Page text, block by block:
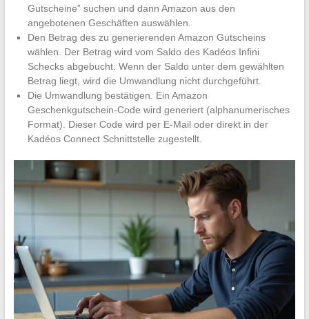
Gutscheine” suchen und dann Amazon aus den
angebotenen Geschäften auswählen.
Den Betrag des zu generierenden Amazon Gutscheins
wählen. Der Betrag wird vom Saldo des Kadéos Infini
Schecks abgebucht. Wenn der Saldo unter dem gewählten
Betrag liegt, wird die Umwandlung nicht durchgeführt.
Die Umwandlung bestätigen. Ein Amazon
Geschenkgutschein-Code wird generiert (alphanumerisches
Format). Dieser Code wird per E-Mail oder direkt in der
Kadéos Connect Schnittstelle zugestellt.